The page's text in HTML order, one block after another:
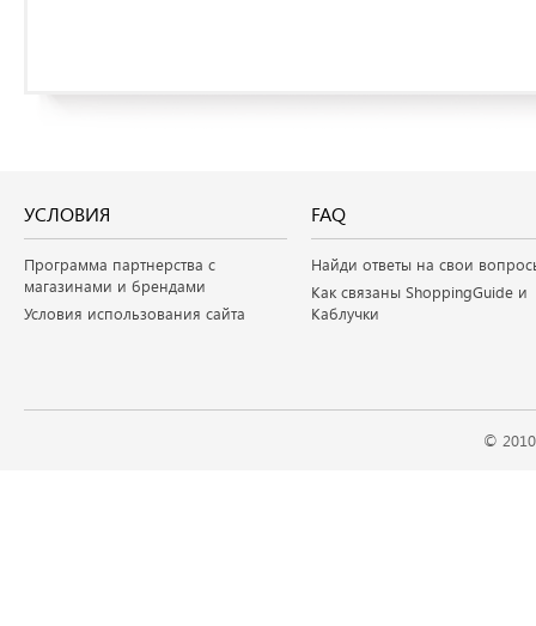
УСЛОВИЯ
Программа партнерства с
магазинами и брендами
Условия использования сайта
FAQ
Найди ответы на свои
Как связаны ShoppingGuide и
Каблучки
©